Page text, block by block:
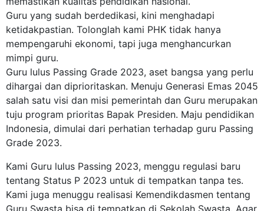
Guru yang sudah berdedikasi, kini menghadapi
ketidakpastian. Tolonglah kami PHK tidak hanya
mempengaruhi ekonomi, tapi juga menghancurkan
mimpi guru.
Guru lulus Passing Grade 2023, aset bangsa yang perlu
dihargai dan diprioritaskan. Menuju Generasi Emas 2045
salah satu visi dan misi pemerintah dan Guru merupakan
tuju program prioritas Bapak Presiden. Maju pendidikan
Indonesia, dimulai dari perhatian terhadap guru Passing
Grade 2023.
Kami Guru lulus Passing 2023, menggu regulasi baru
tentang Status P 2023 untuk di tempatkan tanpa tes.
Kami juga menuggu realisasi Kemendikdasmen tentang